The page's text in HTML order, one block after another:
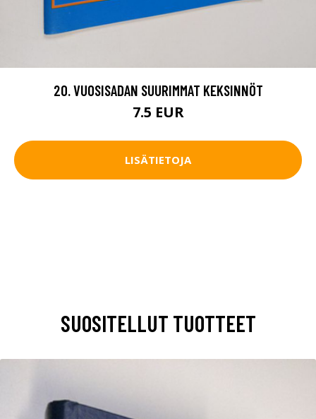
20. VUOSISADAN SUURIMMAT KEKSINNÖT
7.5 EUR
LISÄTIETOJA
SUOSITELLUT TUOTTEET